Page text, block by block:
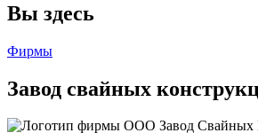
Вы здесь
Фирмы
Завод свайных